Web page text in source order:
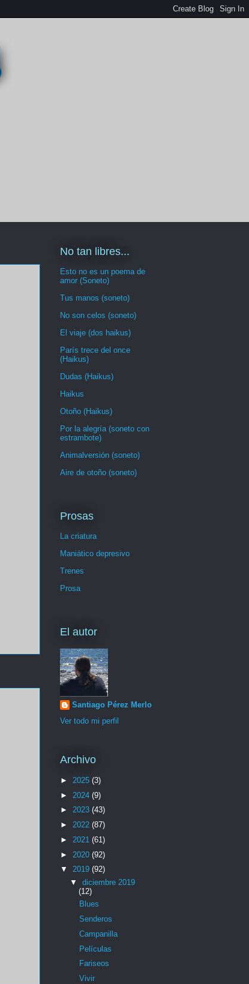
No tan libres...
Esto no es un poema de
amor (Soneto)
Tus manos (soneto)
No son celos (soneto)
El viaje (dos haikus)
París trece del once
(Haikus)
Dudas (Haikus)
Haikus
Otoño (Haikus)
Por la alegría (soneto con
estrambote)
Animalversión (soneto)
Aire de otoño (soneto)
Prosas
La criatura
Maniático depresivo
Trenes
Prosa
El autor
Santiago Pérez Merlo
Ver todo mi perfil
Archivo
► 2025 (3)
► 2024 (9)
► 2023 (43)
► 2022 (87)
► 2021 (61)
► 2020 (92)
▼ 2019 (92)
▼ diciembre 2019
(12)
Blues
Senderos
Campanilla
Películas
Fariseos
Vivir